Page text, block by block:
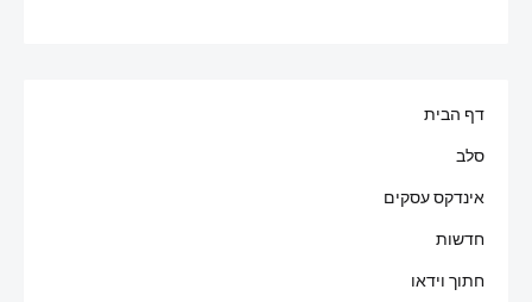
דף הבית
סלב
אינדקס עסקים
חדשות
חתוך וידאו